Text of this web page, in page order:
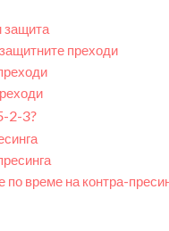
защита
преходи
2-3?
по време на контра-